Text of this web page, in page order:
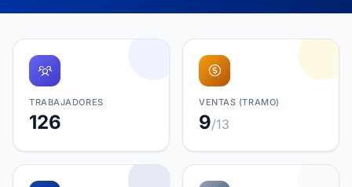
TRABAJADORES
126
VENTAS (TRAMO)
9/13